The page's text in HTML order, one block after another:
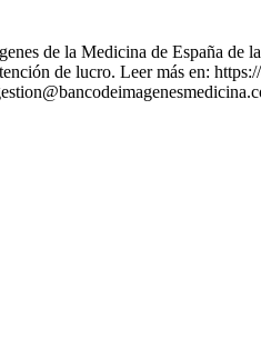
de la Medicina de España de
de lucro. Leer más en: